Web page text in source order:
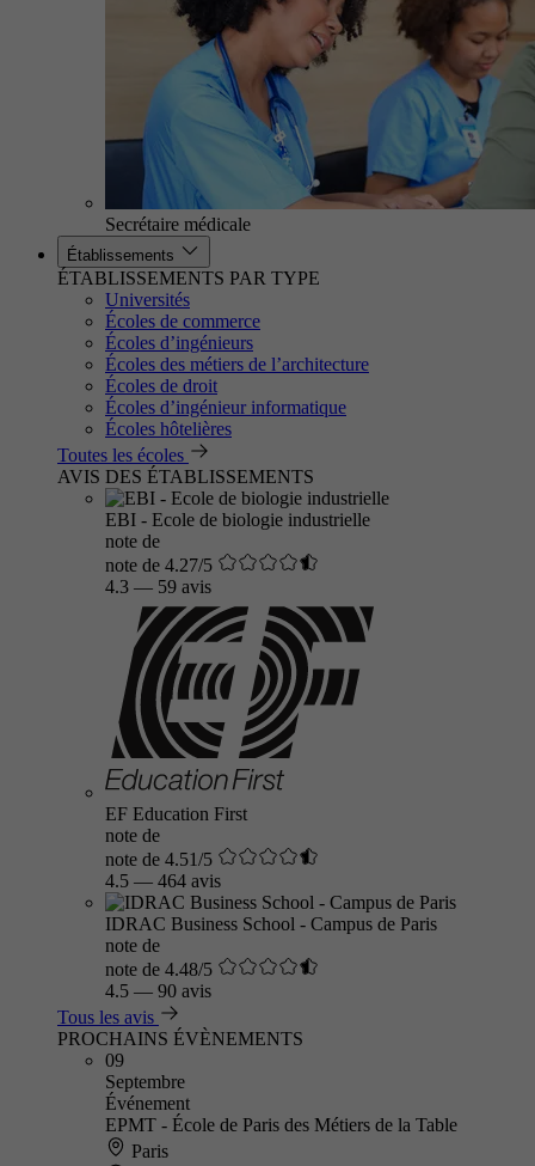
Secrétaire médicale
Établissements
ÉTABLISSEMENTS PAR TYPE
Universités
Écoles de commerce
Écoles d’ingénieurs
Écoles des métiers de l’architecture
Écoles de droit
Écoles d’ingénieur informatique
Écoles hôtelières
Toutes les écoles
AVIS DES ÉTABLISSEMENTS
EBI - Ecole de biologie industrielle
note de
note de 4.27/5
4.3 — 59 avis
EF Education First
note de
note de 4.51/5
4.5 — 464 avis
IDRAC Business School - Campus de Paris
note de
note de 4.48/5
4.5 — 90 avis
Tous les avis
PROCHAINS ÉVÈNEMENTS
09
Septembre
Événement
EPMT - École de Paris des Métiers de la Table
Paris